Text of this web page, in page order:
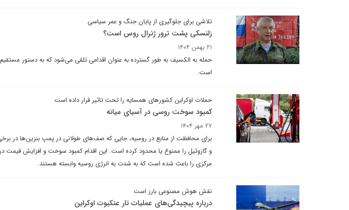
تلاشی برای جلوگیری از پایان جنگ و عمر سیاسی
زلنسکی پشت ترور ژنرال روس است؟
۲۱ بهمن ۱۴۰۴
حمله به الکسیف به طور گسترده به عنوان اقدامی تلقی می‌شود که به دستور مستقیم
است.
حملات اوکراین کشورهای همسایه را تحت تاثیر قرار داده است
کمبود سوخت روسی در آسیای میانه
۲۷ مهر ۱۴۰۴
برای محافظت از منابع در روسیه، جایی که صف‌های طولانی در پمپ بنزین‌ها در
و گازوئیل را ممنوع یا محدود کرده است. این اقدام کمبود سوخت و افزایش
مرکزی را باعث شده است که به شدت به انرژی روسیه وابسته هستند.
نقش هوش مصنوعی بارز است
درباره پیچیدگی‌های عملیات تار عنکبوت اوکراین